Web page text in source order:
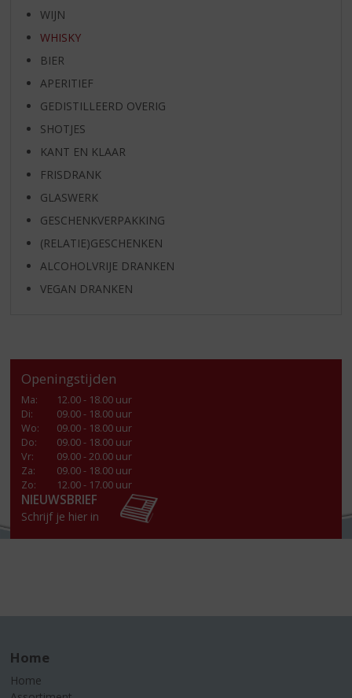
WIJN
WHISKY
BIER
APERITIEF
GEDISTILLEERD OVERIG
SHOTJES
KANT EN KLAAR
FRISDRANK
GLASWERK
GESCHENKVERPAKKING
(RELATIE)GESCHENKEN
ALCOHOLVRIJE DRANKEN
VEGAN DRANKEN
Openingstijden
Ma:
12.00 - 18.00 uur
Di:
09.00 - 18.00 uur
Wo:
09.00 - 18.00 uur
Do:
09.00 - 18.00 uur
Vr:
09.00 - 20.00 uur
Za:
09.00 - 18.00 uur
Zo:
12.00 - 17.00 uur
NIEUWSBRIEF
Schrijf je hier in
Home
Home